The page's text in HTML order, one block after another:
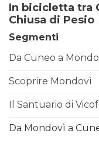
In bicicletta tra
Chiusa di Pesio
Segmenti
Da Cuneo a
Scoprire Mondovì
Il Santuario di
Da Mondovì a